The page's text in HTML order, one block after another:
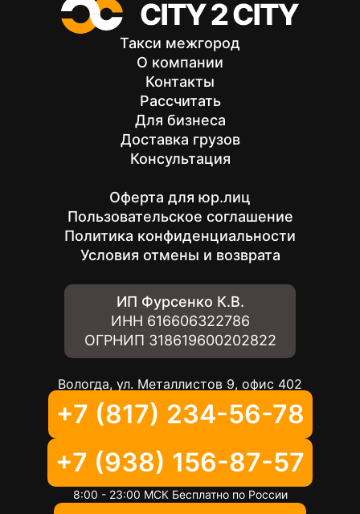
Такси межгород
О компании
Контакты
Рассчитать
Для бизнеса
Доставка грузов
Консультация
Оферта для юр.лиц
Пользовательское соглашение
Политика конфиденциальности
Условия отмены и возврата
ИП Фурсенко К.В.
ИНН 616606322786
ОГРНИП 318619600202822
Вологда, ул. Металлистов 9, офис 402
+7 (817) 234-56-78
+7 (938) 156-87-57
8:00 - 23:00 МСК Бесплатно по России